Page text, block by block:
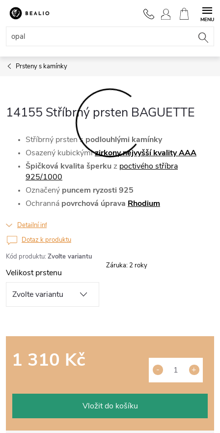
Přejít
obsah
NÁKUPNÍ
KOŠÍK
Prsteny s kamínky
14155 Stříbrný prsten BAGUETTE
Kód produktu: Zvolte variantu
Stříbrný prsten spodlouhlými kamínky
Osazený kubickýmizirkony nejvyšší kvality AAA
Špičková kvalita šperkuz poctivého stříbra
925/1000
Označený puncem ryzosti 925
Ochranná povrchová úprava Rhodium
Detailní informace
Velikost prstenu
1 310 Kč
Vložit do košíku
Dotaz k produktu
Záruka: 2 roky